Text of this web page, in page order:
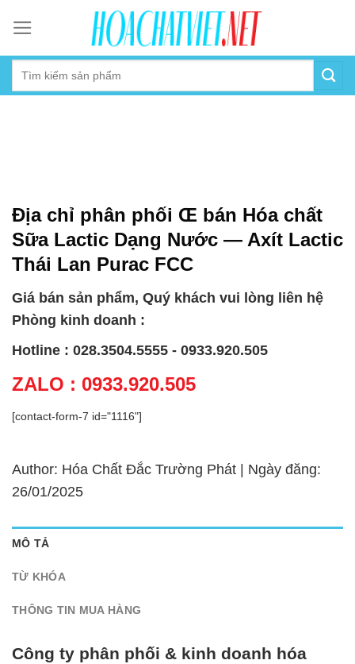
content
Địa chỉ phân phối Œ bán Hóa chất
Sữa Lactic Dạng Nước — Axít Lactic
Thái Lan Purac FCC
Giá bán sản phẩm, Quý khách vui lòng liên hệ
Phòng kinh doanh :
Hotline : 028.3504.5555 - 0933.920.505
ZALO : 0933.920.505
[contact-form-7 id="1116"]
Author: Hóa Chất Đắc Trường Phát | Ngày đăng:
26/01/2025
MÔ TẢ
TỪ KHÓA
THÔNG TIN MUA HÀNG
Công ty phân phối & kinh doanh hóa